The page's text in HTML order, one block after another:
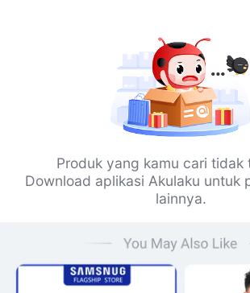
Produk yang kamu cari tidak
Download aplikasi Akulaku untuk
lainnya.